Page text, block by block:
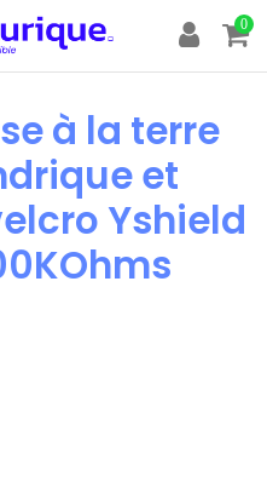
0
à la terre
et
Yshield